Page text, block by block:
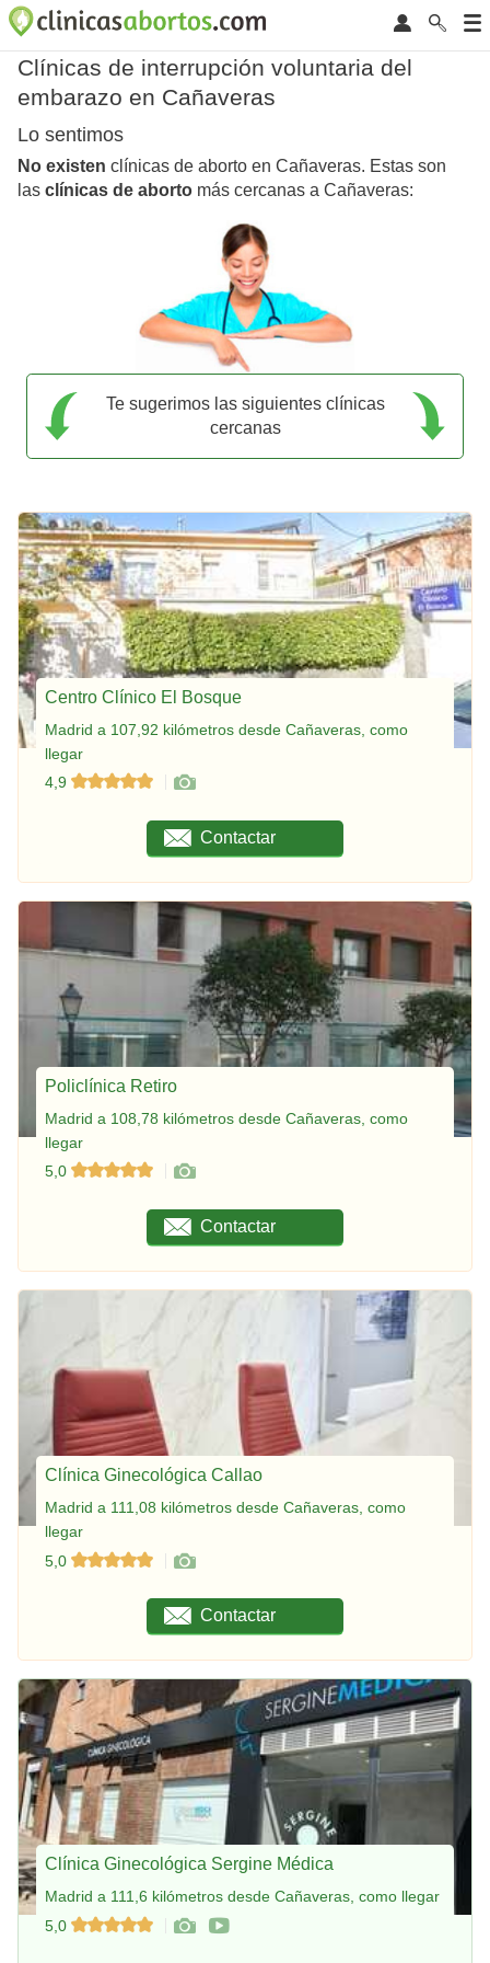
Clínicas de interrupción voluntaria del
embarazo en Cañaveras
Lo sentimos
No existen clínicas de aborto en Cañaveras. Estas son
las clínicas de aborto más cercanas a Cañaveras:
Te sugerimos las siguientes clínicas
cercanas
Centro Clínico El Bosque
Madrid a 107,92 kilómetros desde Cañaveras, como
llegar
4,9
Contactar
Policlínica Retiro
Madrid a 108,78 kilómetros desde Cañaveras, como
llegar
5,0
Contactar
Clínica Ginecológica Callao
Madrid a 111,08 kilómetros desde Cañaveras, como
llegar
5,0
Contactar
Clínica Ginecológica Sergine Médica
Madrid a 111,6 kilómetros desde Cañaveras, como llegar
5,0